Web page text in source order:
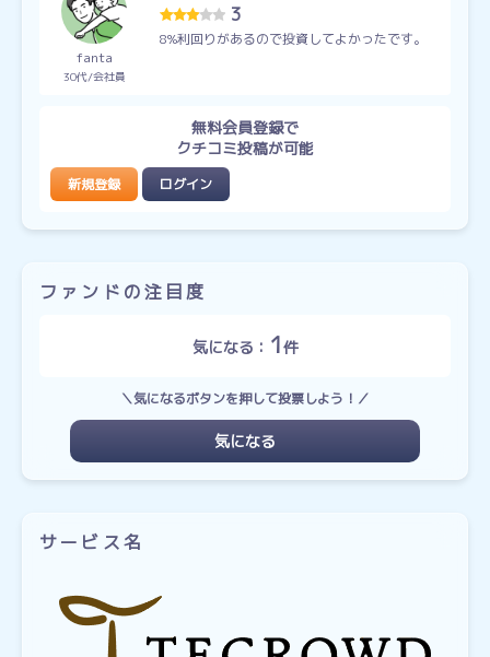
fanta
30代 会社員
3
8%利回りがあるので投資してよかったです。
無料会員登録で
クチコミ投稿が可能
新規登録 ログイン
ファンドの注目度
気になる： 1件
＼気になるボタンを押して投票しよう！／
気になる
サービス名